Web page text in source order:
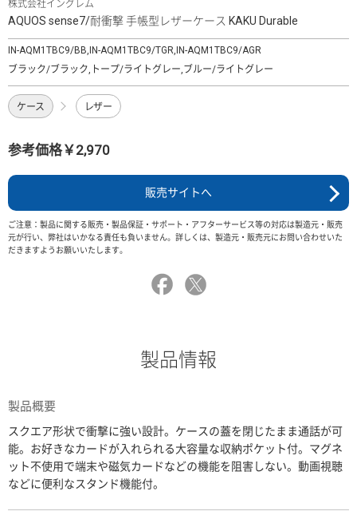
株式会社イングレム
AQUOS sense7/耐衝撃 手帳型レザーケース KAKU Durable
IN-AQM1TBC9/BB,IN-AQM1TBC9/TGR,IN-AQM1TBC9/AGR
ブラック/ブラック,トープ/ライトグレー,ブルー/ライトグレー
ケース レザー
参考価格￥2,970
販売サイトへ
ご注意：製品に関する販売・製品保証・サポート・アフターサービス等の対応は製造元・販売
元が行い、弊社はいかなる責任も負いません。詳しくは、製造元・販売元にお問い合わせいた
だきますようお願いいたします。
製品情報
製品概要
スクエア形状で衝撃に強い設計。ケースの蓋を閉じたまま通話が可
能。お好きなカードが入れられる大容量な収納ポケット付。マグネ
ット不使用で端末や磁気カードなどの機能を阻害しない。動画視聴
などに便利なスタンド機能付。